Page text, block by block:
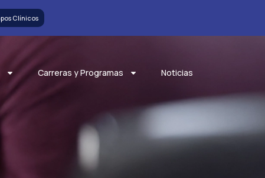
Clínicos
Carreras y Programas Noticias